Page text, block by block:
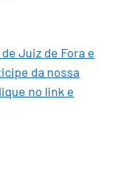
Juiz de Fora e
da nossa
no link e